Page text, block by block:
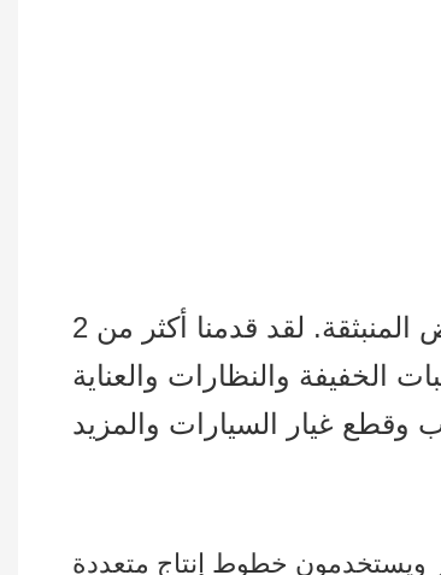
نحن نقوم بتصميم وإنتاج جميع أنواع شاشات العرض المخصصة للبيع بالتجزئة وشاشات العرض المنبثقة. لقد قدمنا ​​أكثر من 2
والنظارات والعناية